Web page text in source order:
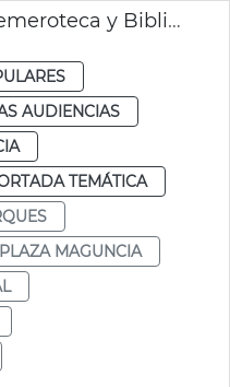
Beca catalogación Hemeroteca y Biblioteca Municipal
AUDIENCIAS
TEMÁTICA
PLAZA MAGUNCIA